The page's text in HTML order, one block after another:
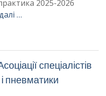
2025-2026
…
спеціалістів
пневматики